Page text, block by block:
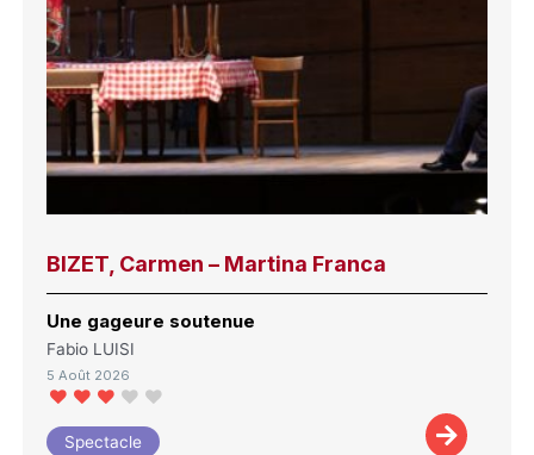
BIZET, Carmen – Martina Franca
Une gageure soutenue
Fabio LUISI
5 Août 2026
Spectacle